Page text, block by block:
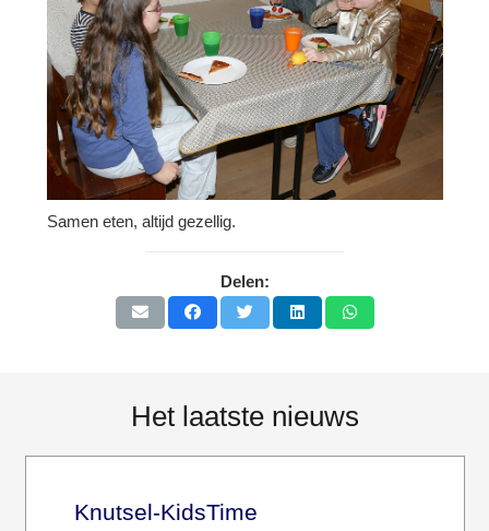
Samen eten, altijd gezellig.
Delen:
Het laatste nieuws
Knutsel-KidsTime